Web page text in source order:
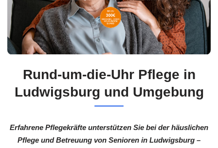
Rund-um-die-Uhr Pflege in
Ludwigsburg und Umgebung
Erfahrene Pflegekräfte unterstützen Sie bei der häuslichen
Pflege und Betreuung von Senioren in Ludwigsburg –